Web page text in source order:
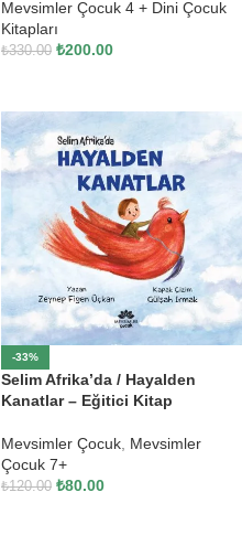
Mevsimler Çocuk 4 + Dini Çocuk
Kitapları
₺330.00 ₺200.00
-33%
Selim Afrika’da / Hayalden
Kanatlar – Eğitici Kitap
Mevsimler Çocuk Mevsimler
Çocuk 7+
₺120.00 ₺80.00